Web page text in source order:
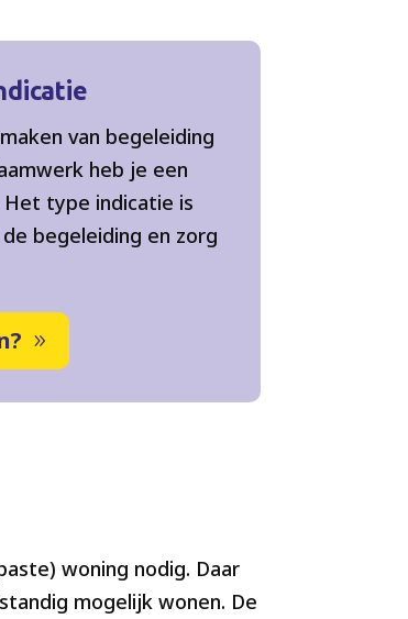
van begeleiding
heb je een
Het type indicatie is
begeleiding en zorg
woning nodig. Daar
mogelijk wonen. De